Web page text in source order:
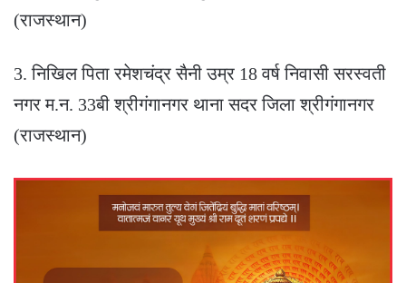
(राजस्थान)
3. निखिल पिता रमेशचंद्र सैनी उम्र 18 वर्ष निवासी सरस्वती
नगर म.न. 33बी श्रीगंगानगर थाना सदर जिला श्रीगंगानगर
(राजस्थान)